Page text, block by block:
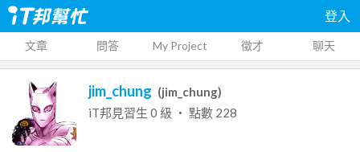
登入
文章 問答 My Project 徵才 聊天
jim_chung (jim_chung)
iT邦見習生 0 級 ‧ 點數 228